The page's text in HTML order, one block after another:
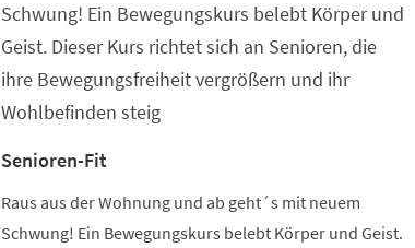
Schwung! Ein Bewegungskurs belebt Körper und
Geist. Dieser Kurs richtet sich an Senioren, die
ihre Bewegungsfreiheit vergrößern und ihr
Wohlbefinden steig
Senioren-Fit
Raus aus der Wohnung und ab geht´s mit neuem
Schwung! Ein Bewegungskurs belebt Körper und Geist.